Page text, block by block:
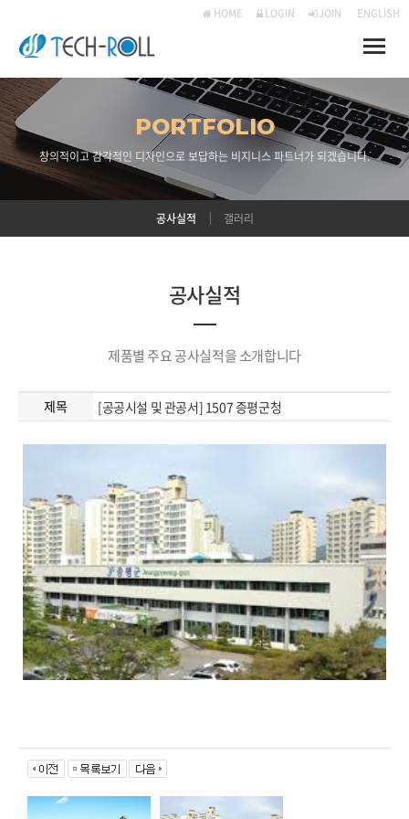
HOME LOGIN JOIN ENGLISH
Toggle
PORTFOLIO
창의적이고 감각적인 디자인으로 보답하는 비지니스 파트너가 되겠습니다.
공사실적 갤러리
공사실적
제품별 주요 공사실적을 소개합니다
제목 [공공시설 및 관공서] 1507 증평군청